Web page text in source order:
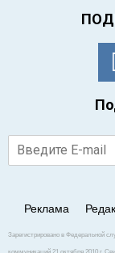
Реклама
Зарегистрировано в Федеральной